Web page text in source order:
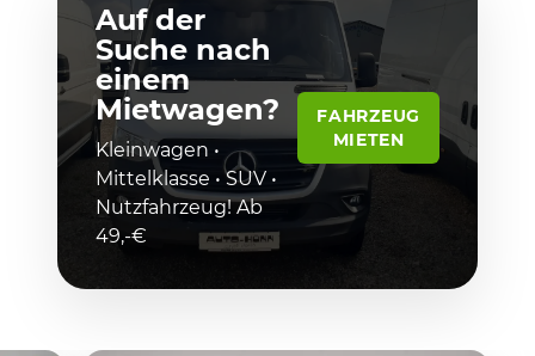
Auf der
Suche nach
einem
Mietwagen?
Kleinwagen •
Mittelklasse • SUV •
Nutzfahrzeug! Ab
49,-€
FAHRZEUG
MIETEN